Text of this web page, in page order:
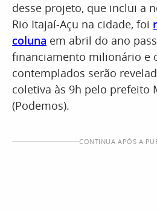
desse projeto, que inclui a
Rio Itajaí-Açu na cidade, foi
coluna em abril do ano
financiamento milionário e
contemplados serão
coletiva às 9h pelo prefeito
(Podemos).
CONTINUA APÓS A